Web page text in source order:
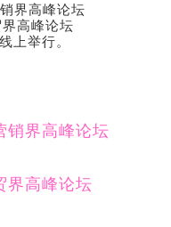
界高峰论坛
高峰论坛
上举行。
销界高峰论坛
界高峰论坛